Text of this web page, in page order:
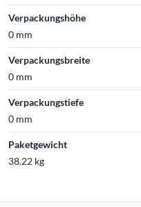
Verpackungshöhe
0 mm
Verpackungsbreite
0 mm
Verpackungstiefe
0 mm
Paketgewicht
38.22 kg